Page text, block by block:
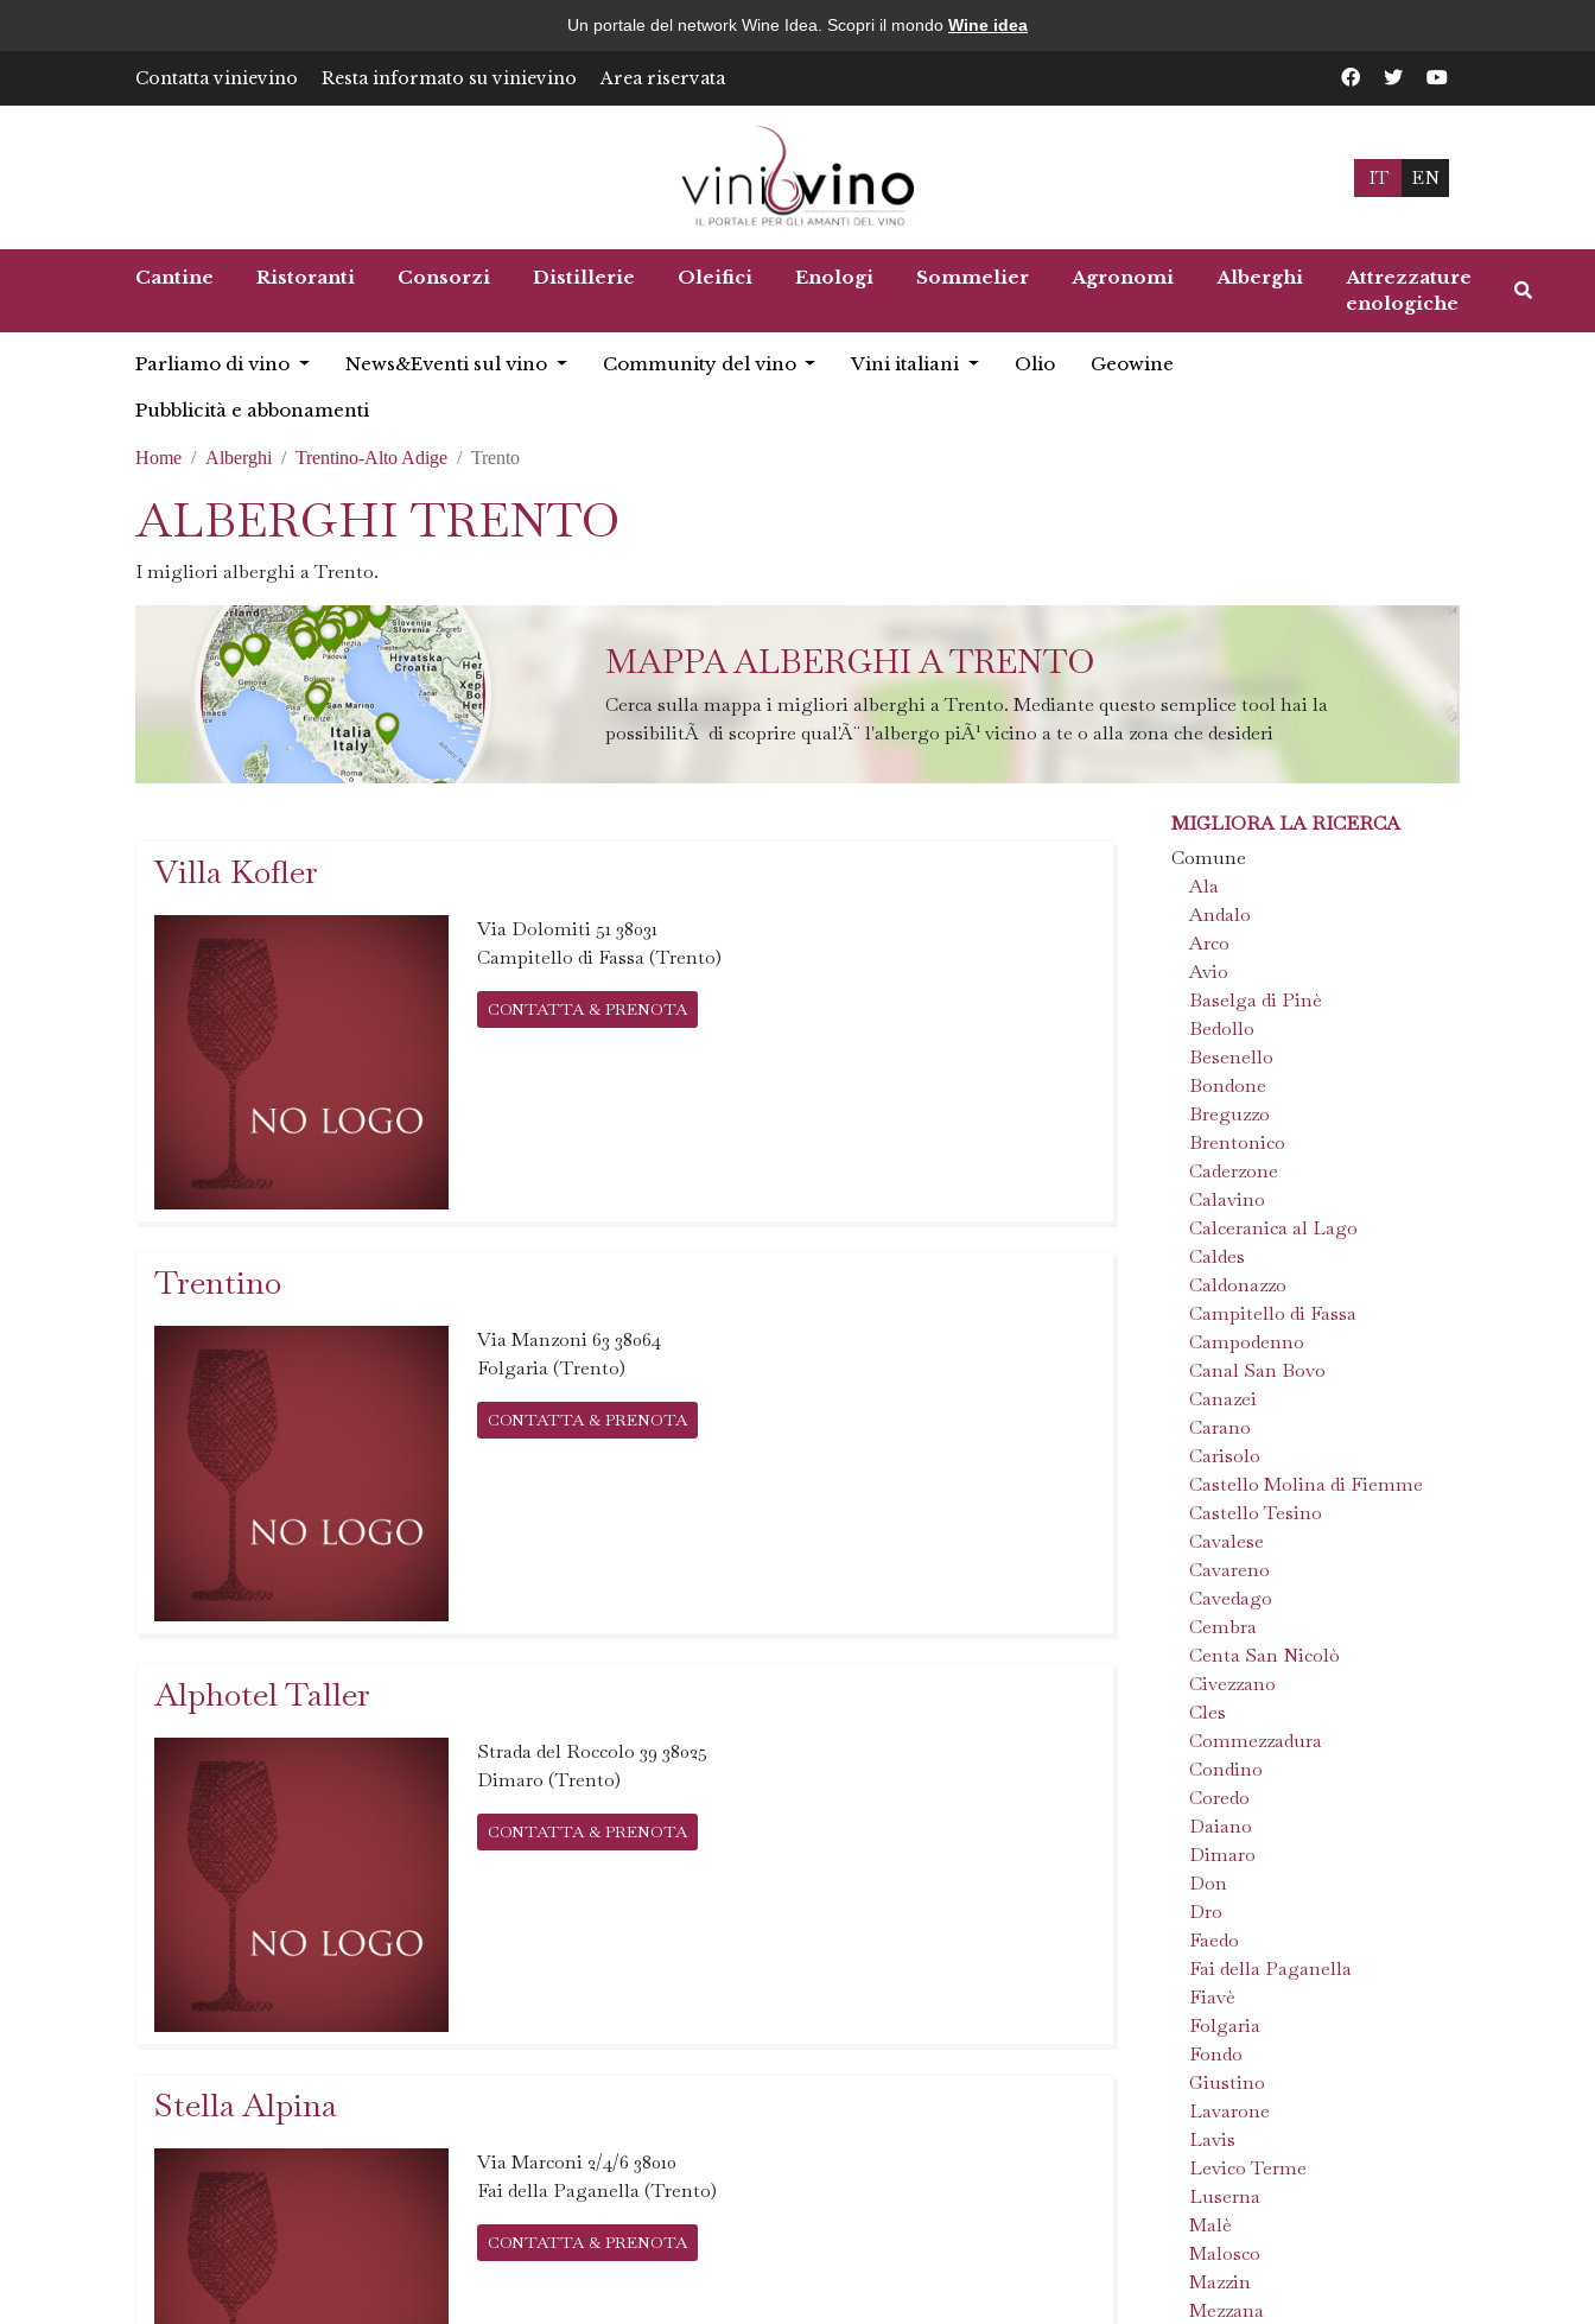
Un portale del network Wine Idea. Scopri il mondo Wine idea
Contatta vinievino Resta informato su vinievino Area riservata
IT EN
Cantine Ristoranti Consorzi Distillerie Oleifici Enologi Sommelier Agronomi Alberghi
Attrezzature
enologiche
Parliamo di vino News&Eventi sul vino Community del vino Vini italiani Olio Geowine
Pubblicità e abbonamenti
Home Alberghi Trentino-Alto Adige Trento
ALBERGHI TRENTO
I migliori alberghi a Trento.
MAPPA ALBERGHI A TRENTO
Cerca sulla mappa i migliori alberghi a Trento. Mediante questo semplice tool hai la
possibilitÃ di scoprire qual'Ã¨ l'albergo piÃ¹ vicino a te o alla zona che desideri
Villa Kofler
Via Dolomiti 51 38031
Campitello di Fassa (Trento)
CONTATTA & PRENOTA
Trentino
Via Manzoni 63 38064
Folgaria (Trento)
CONTATTA & PRENOTA
Alphotel Taller
Strada del Roccolo 39 38025
Dimaro (Trento)
CONTATTA & PRENOTA
Stella Alpina
Via Marconi 2/4/6 38010
Fai della Paganella (Trento)
CONTATTA & PRENOTA
MIGLIORA LA RICERCA
Comune
Ala
Andalo
Arco
Avio
Baselga di Pinè
Bedollo
Besenello
Bondone
Breguzzo
Brentonico
Caderzone
Calavino
Calceranica al Lago
Caldes
Caldonazzo
Campitello di Fassa
Campodenno
Canal San Bovo
Canazei
Carano
Carisolo
Castello Molina di Fiemme
Castello Tesino
Cavalese
Cavareno
Cavedago
Cembra
Centa San Nicolò
Civezzano
Cles
Commezzadura
Condino
Coredo
Daiano
Dimaro
Don
Dro
Faedo
Fai della Paganella
Fiavè
Folgaria
Fondo
Giustino
Lavarone
Lavis
Levico Terme
Luserna
Malè
Malosco
Mazzin
Mezzana